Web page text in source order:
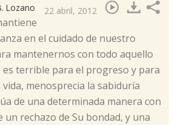
Lozano 22 abril, 2012
en el cuidado de nuestro
mantenernos con todo aquello
es terrible para el progreso y para
menosprecia la sabiduría
de una determinada manera con
rechazo de Su bondad, y una